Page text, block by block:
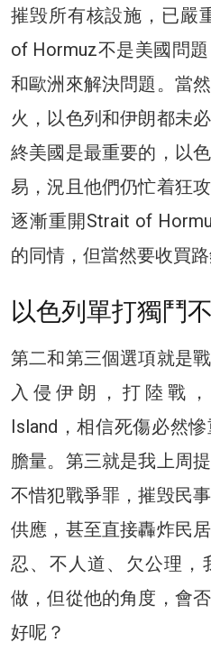
摧毁所有核設施，已嚴
of Hormuz不是美國問
和歐洲來解決問題。當
火，以色列和伊朗都未
終美國是最重要的，以
易，況且他們仍忙着狂
逐漸重開Strait of
的同情，但當然要收買路
以色列單打獨鬥
第二和第三個選項就是
入侵伊朗，打陸戰
Island，相信死傷必然
膽量。第三就是我上周
不惜犯戰爭罪，摧毁民
供應，甚至直接轟炸民
忍、不人道、欠公理，
做，但從他的角度，會
好呢？